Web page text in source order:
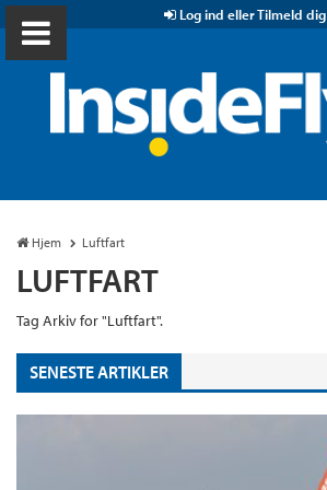
Log ind eller Tilmeld dig
Hjem Luftfart
LUFTFART
Tag Arkiv for "Luftfart".
SENESTE ARTIKLER